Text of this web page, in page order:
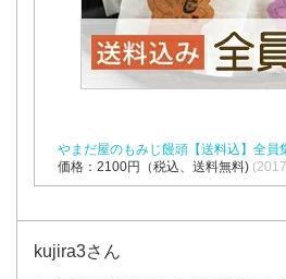
やまだ屋のもみじ饅頭【送料込】全員
価格：2100円（税込、送料無料)
kujira3さん